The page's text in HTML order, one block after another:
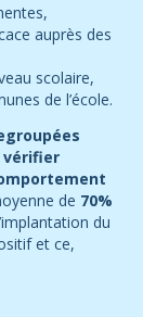
auprès des
scolaire,
de l’école.
de 70%
du
et ce,